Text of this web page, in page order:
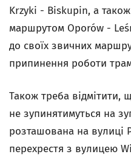
Krzyki - Biskupin, а
маршрутом Oporów -
до своїх звичних
припинення роботи
Також треба відмітити,
не зупинятимуться на
розташована на вулиці
перехрестя з вулицею